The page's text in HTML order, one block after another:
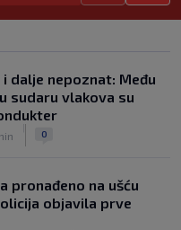
se rijetko viđa:
stigla, na rukama je
bolovima
dalje nepoznat: Među
sudaru vlakova su
0
pronađeno na ušću
objavila prve